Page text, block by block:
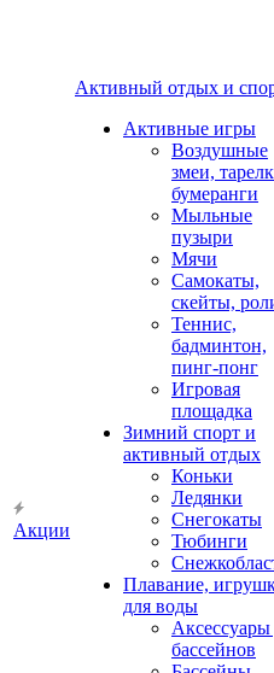
Акции
Активный отдых и
Активные игры
Воздушные
змеи,
бумеранги
Мыльные
пузыри
Мячи
Самокаты,
скейты,
Теннис,
бадминтон,
пинг-понг
Игровая
площадка
Зимний спорт и
активный отдых
Коньки
Ледянки
Снегокаты
Тюбинги
Плавание,
для воды
Аксессуары
бассейнов